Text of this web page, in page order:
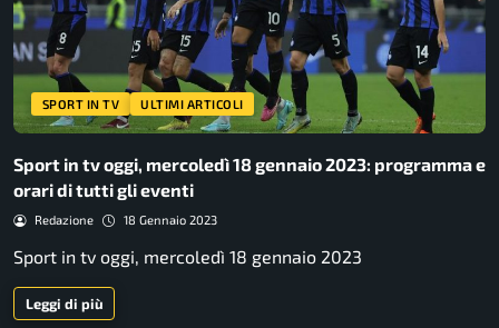
SPORT IN TV ULTIMI ARTICOLI
Sport in tv oggi, mercoledì 18 gennaio 2023: programma e
orari di tutti gli eventi
Redazione 18 Gennaio 2023
Sport in tv oggi, mercoledì 18 gennaio 2023
Leggi di più